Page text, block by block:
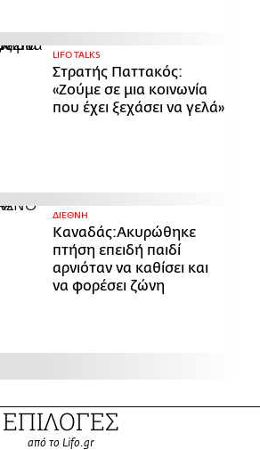
LIFO TALKS
Στρατής Παττακός:
«Ζούμε σε μια κοινωνία
που έχει ξεχάσει να γελά»
ΔΙΕΘΝΗ
Καναδάς:Ακυρώθηκε
πτήση επειδή παιδί
αρνιόταν να καθίσει και
να φορέσει ζώνη
ΕΠΙΛΟΓΕΣ
από το Lifo.gr